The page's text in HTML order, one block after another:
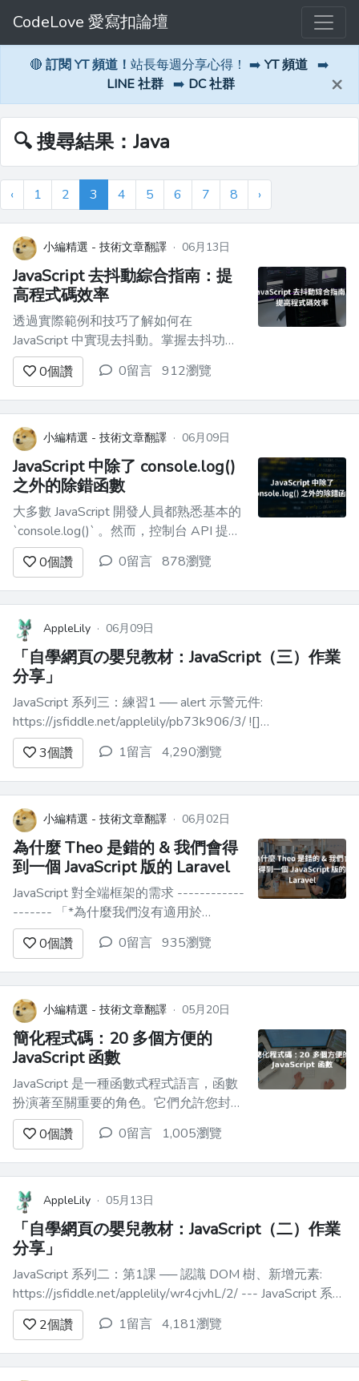
CodeLove 愛寫扣論壇
🔴 訂閱 YT 頻道！ 站長每週分享心得！ ➡️ YT 頻道 ➡️
LINE 社群 ➡️ DC 社群 ×
🔍 搜尋結果：Java
‹ 1 2 3 4 5 6 7 8 ›
小編精選 - 技術文章翻譯 · 06月13日
JavaScript 去抖動綜合指南：提
高程式碼效率
透過實際範例和技巧了解如何在
JavaScript 中實現去抖動。掌握去抖功能
並提升您的網路效能。 在這份綜合指南
中，我們將探索 JavaScript 中的去抖動，
了解其重要性，並學習如何有效地實現
它。無論您是初學者還是經驗豐富的開發
人員，掌握去抖動都可以顯著提高您的網
路效能。 去抖動是...
0個讚 0留言 912瀏覽
小編精選 - 技術文章翻譯 · 06月09日
JavaScript 中除了 console.log()
之外的除錯函數
大多數 JavaScript 開發人員都熟悉基本的
`console.log()` 。然而，控制台 API 提供
了許多其他方法，這些方法在開發和偵錯
工作流程中都非常有用。 ### 基本
`console.log()` 讓我們從基本的
`console.log()`開始，它用於將訊息列印
到控制台...
0個讚 0留言 878瀏覽
AppleLily · 06月09日
「自學網頁の嬰兒教材：JavaScript（三）作業
分享」
JavaScript 系列三：練習1 ── alert 示警元件:
https://jsfiddle.net/applelily/pb73k906/3/ ![]
(https://i.imgur.com/C4issBf.gif) --- JavaScript 系列三：練習
2 ── toas...
3個讚 1留言 4,290瀏覽
小編精選 - 技術文章翻譯 · 06月02日
為什麼 Theo 是錯的 & 我們會得
到一個 JavaScript 版的 Laravel
JavaScript 對全端框架的需求 ------------
------- 「*為什麼我們沒有適用於
JavaScript 的 Laravel？」。*這是[西奧在
他最近的影片中提出的]
(https://www.youtube.com/watch?
v=yaodD79Q4iE)問題。 ...
0個讚 0留言 935瀏覽
小編精選 - 技術文章翻譯 · 05月20日
簡化程式碼：20 多個方便的
JavaScript 函數
JavaScript 是一種函數式程式語言，函數
扮演著至關重要的角色。它們允許您封裝
可重複使用程式碼並執行特定任務。以下
是一些可以讓您的生活更輕鬆的功能的快
速範例： ### 常規功能 ``` function
sum(a, b) { return a + b; } ``` ...
0個讚 0留言 1,005瀏覽
AppleLily · 05月13日
「自學網頁の嬰兒教材：JavaScript（二）作業
分享」
JavaScript 系列二：第1課 ── 認識 DOM 樹、新增元素:
https://jsfiddle.net/applelily/wr4cjvhL/2/ --- JavaScript 系列
二：第2課 ── 從 DOM 樹移除元素、動態加上 onclick 事件:
https://...
2個讚 1留言 4,181瀏覽